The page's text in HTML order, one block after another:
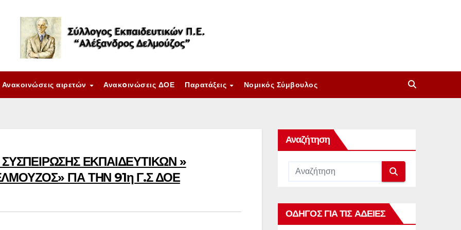
Ανακοινώσεις αιρετών Ανακoινώσεις ΔΟΕ Παρατάξεις Νομικός Σύμβουλος
ΕΚΠΑΙΔΕΥΤΙΚΩΝ »
ΓΙΑ ΤΗΝ 91η Γ.Σ ΔΟΕ
Αναζήτηση
ΟΔΗΓΟΣ ΓΙΑ ΤΙΣ ΑΔΕΙΕΣ